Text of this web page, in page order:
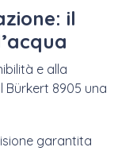
il
e alla
Bürkert 8905 una
garantita